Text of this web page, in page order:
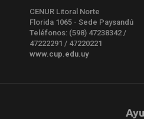
CENUR Litoral Norte
Florida 1065 - Sede Paysandú
Teléfonos: (598) 47238342 /
47222291 / 47220221
www.cup.edu.uy